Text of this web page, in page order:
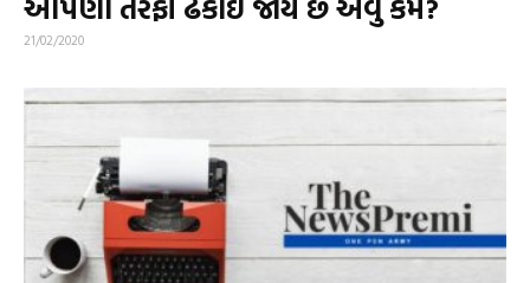
21/02/2020